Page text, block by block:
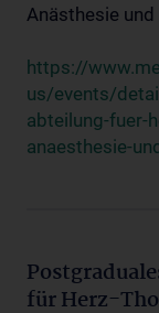
Anästhesie
https://
us/events/
abteilung-fuer-
anaesthesie-
für Herz-